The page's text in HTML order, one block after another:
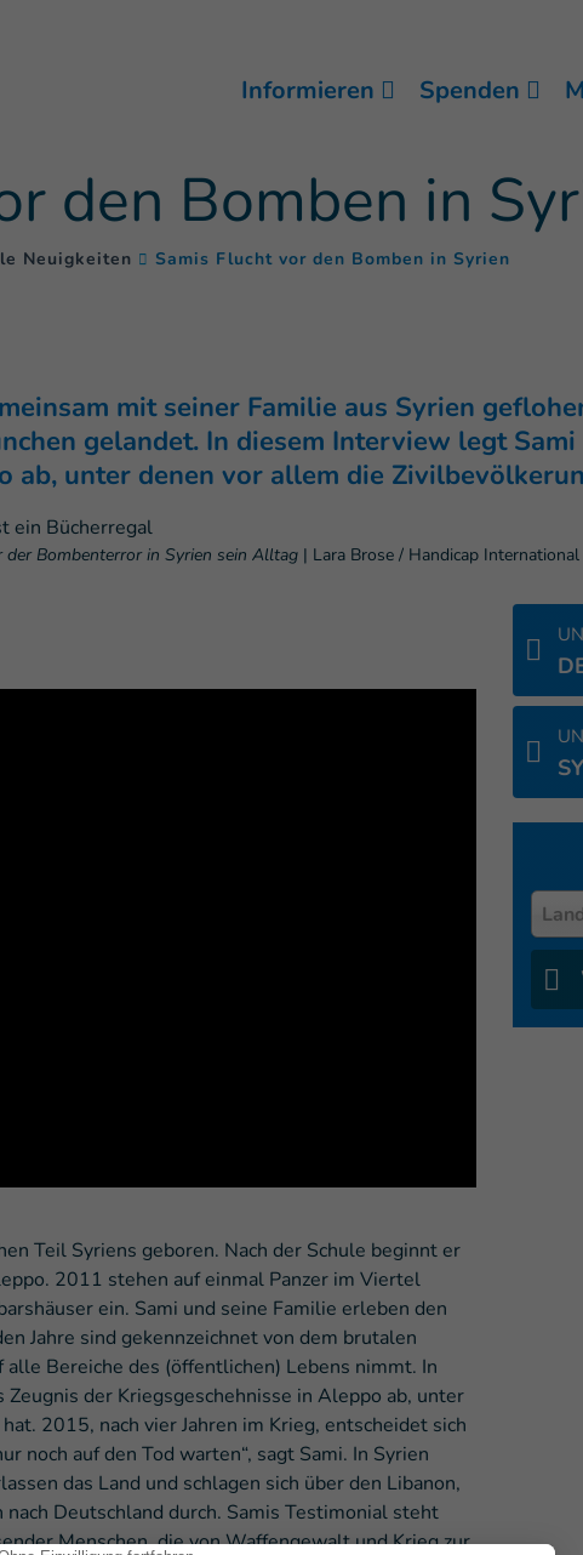
Informieren Spenden
den Bomben in
Neuigkeiten Samis Flucht vor den Bomben in Syrien
mit seiner Familie aus Syrien
gelandet. In diesem Interview legt
ab, unter denen vor allem die
Bombenterror in Syrien sein Alltag | Lara Brose / Handicap International
Teil Syriens geboren. Nach der Schule beginnt er
2011 stehen auf einmal Panzer im Viertel
ein. Sami und seine Familie erleben den
Jahre sind gekennzeichnet von dem brutalen
Bereiche des (öffentlichen) Lebens nimmt. In
der Kriegsgeschehnisse in Aleppo ab, unter
2015, nach vier Jahren im Krieg, entscheidet sich
noch auf den Tod warten“, sagt Sami. In Syrien
das Land und schlagen sich über den Libanon,
Deutschland durch. Samis Testimonial steht
Menschen, die von Waffengewalt und Krieg zur